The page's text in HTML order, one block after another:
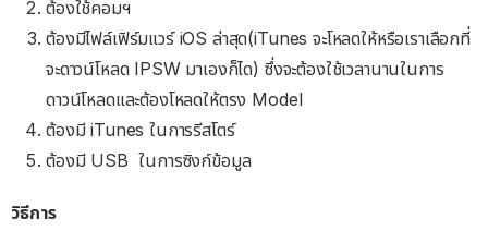
ต้องใช้คอมฯ
ต้องมีไฟล์เฟิร์มแวร์ iOS ล่าสุด(iTunes จะโหลดให้หรือเราเลือกที่
จะดาวน์โหลด IPSW มาเองก็ได) ซึ่งจะต้องใช้เวลานานในการ
ดาวน์โหลดและต้องโหลดให้ตรง Model
ต้องมี iTunes ในการรีสโตร์
ต้องมี USB ในการซิงก์ข้อมูล
วิธีการ